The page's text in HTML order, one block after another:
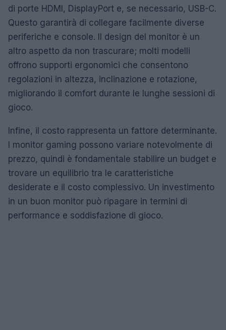
di porte HDMI, DisplayPort e, se necessario, USB-C.
Questo garantirà di collegare facilmente diverse
periferiche e console. Il design del monitor è un
altro aspetto da non trascurare; molti modelli
offrono supporti ergonomici che consentono
regolazioni in altezza, inclinazione e rotazione,
migliorando il comfort durante le lunghe sessioni di
gioco.
Infine, il costo rappresenta un fattore determinante.
I monitor gaming possono variare notevolmente di
prezzo, quindi è fondamentale stabilire un budget e
trovare un equilibrio tra le caratteristiche
desiderate e il costo complessivo. Un investimento
in un buon monitor può ripagare in termini di
performance e soddisfazione di gioco.